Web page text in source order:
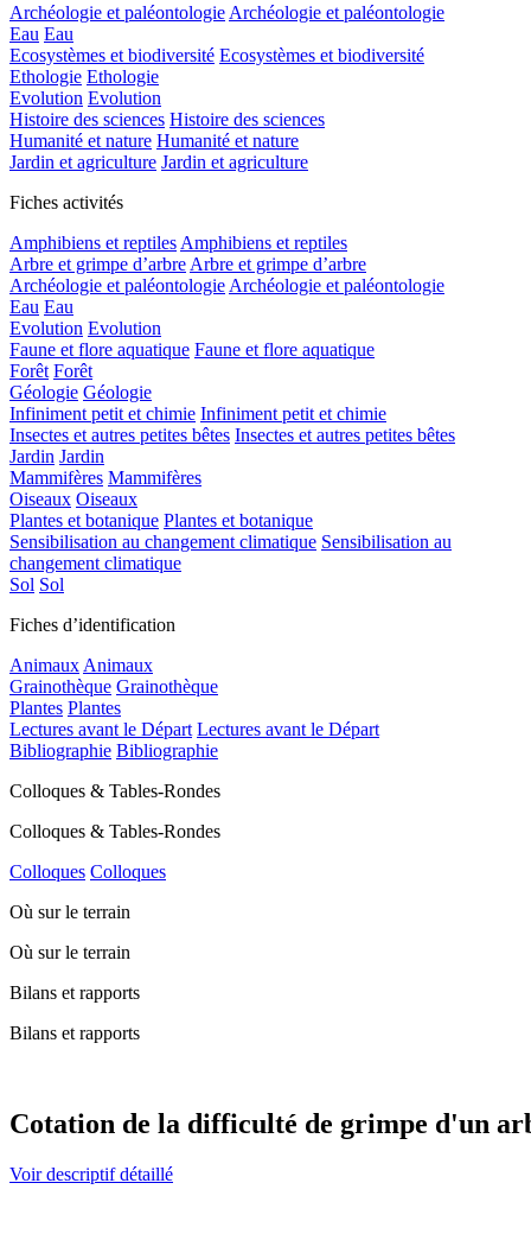
Archéologie et paléontologie Archéologie et paléontologie
Eau Eau
Ecosystèmes et biodiversité Ecosystèmes et biodiversité
Ethologie Ethologie
Evolution Evolution
Histoire des sciences Histoire des sciences
Humanité et nature Humanité et nature
Jardin et agriculture Jardin et agriculture
Fiches activités
Amphibiens et reptiles Amphibiens et reptiles
Arbre et grimpe d’arbre Arbre et grimpe d’arbre
Archéologie et paléontologie Archéologie et paléontologie
Eau Eau
Evolution Evolution
Faune et flore aquatique Faune et flore aquatique
Forêt Forêt
Géologie Géologie
Infiniment petit et chimie Infiniment petit et chimie
Insectes et autres petites bêtes Insectes et autres petites bêtes
Jardin Jardin
Mammifères Mammifères
Oiseaux Oiseaux
Plantes et botanique Plantes et botanique
Sensibilisation au changement climatique Sensibilisation au
changement climatique
Sol Sol
Fiches d’identification
Animaux Animaux
Grainothèque Grainothèque
Plantes Plantes
Lectures avant le Départ Lectures avant le Départ
Bibliographie Bibliographie
Colloques & Tables-Rondes
Colloques & Tables-Rondes
Colloques Colloques
Où sur le terrain
Où sur le terrain
Bilans et rapports
Bilans et rapports
Cotation de la difficulté de grimpe d'un
Voir descriptif détaillé